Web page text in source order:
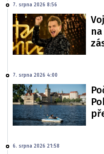
7. srpna 2026 8:56
7. srpna 2026 4:00
6. srpna 2026 21:58